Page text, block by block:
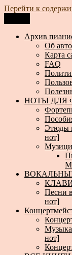
Перейти к
Архив пианистки
Всё для
Архив
Об
Карта
FAQ
НОТЫ ДЛЯ
Этюды
нот]
Песни
нот]
нот]